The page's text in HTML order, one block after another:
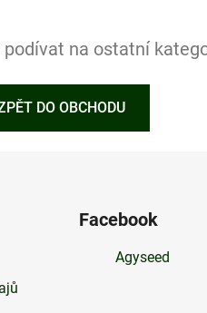
na ostatní
DO OBCHODU
Facebook
Agyseed